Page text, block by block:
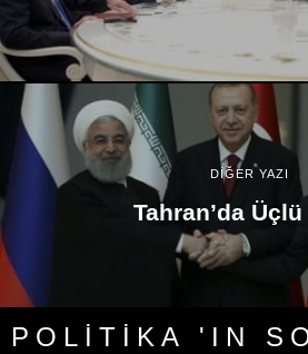
DİĞER YAZI
Tahran’da
POLITIKA 'IN